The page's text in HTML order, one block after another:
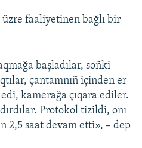
üzre faaliyetinen bağlı bir
başladılar, soñki
çantamnıñ içinden er
kamerağa çıqara ediler.
Protokol tizildi, onı
2,5 saat devam etti», – dep